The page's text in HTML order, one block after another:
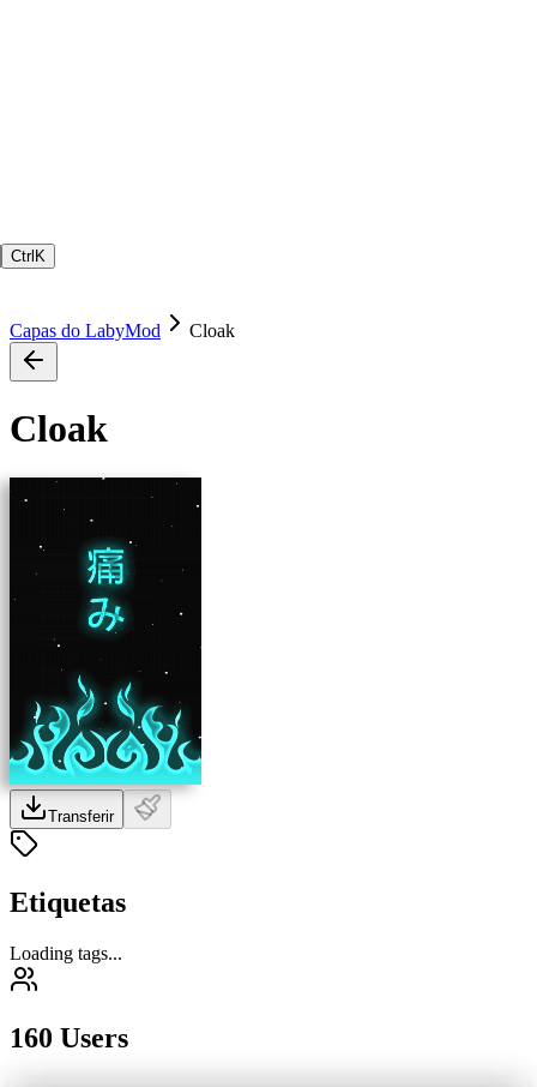
Ctrl K
Capas do LabyMod Cloak
Cloak
Transferir
Etiquetas
Loading tags...
160 Users